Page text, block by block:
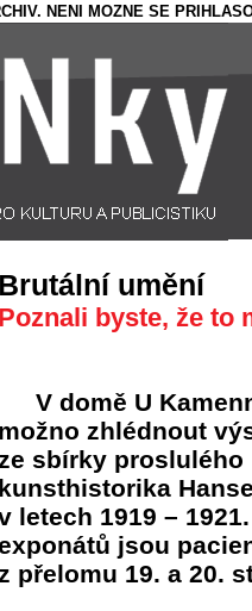
NENI MOZNE SE
Brutální umění
Poznali byste, že to
V domě U
možno zhlédnout
ze sbírky proslulého
kunsthistorika
letech 1919 –
jsou
z přelomu 19. a 20.